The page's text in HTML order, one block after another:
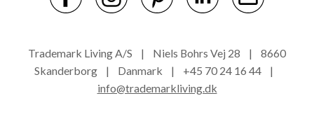
Trademark Living A/S | Niels Bohrs Vej 28 | 8660
Skanderborg | Danmark | +45 70 24 16 44 |
info@trademarkliving.dk